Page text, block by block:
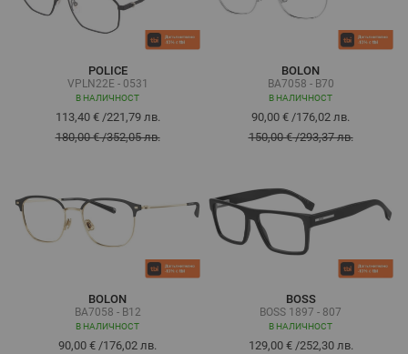
POLICE
VPLN22E - 0531
В НАЛИЧНОСТ
113,40 €/221,79 лв.
180,00 €/352,05 лв.
BOLON
BA7058 - B70
В НАЛИЧНОСТ
90,00 € /176,02 лв.
150,00 €/293,37 лв.
BOLON
BA7058 - B12
В НАЛИЧНОСТ
90,00 € /176,02 лв.
BOSS
BOSS 1897 - 807
В НАЛИЧНОСТ
129,00 €/252,30 лв.